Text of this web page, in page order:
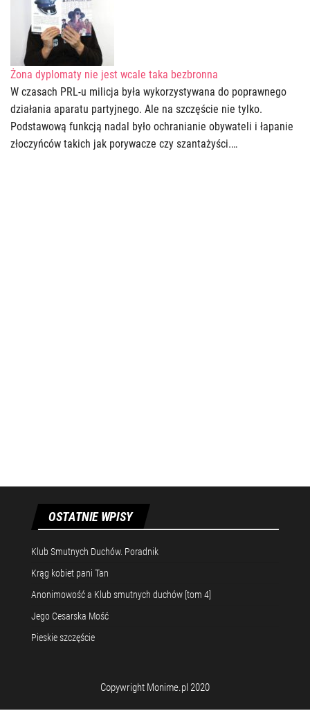
Żona dyplomaty nie jest wcale taka bezbronna
W czasach PRL-u milicja była wykorzystywana do poprawnego
działania aparatu partyjnego. Ale na szczęście nie tylko.
Podstawową funkcją nadal było ochranianie obywateli i łapanie
złoczyńców takich jak porywacze czy szantażyści.…
OSTATNIE WPISY
Klub Smutnych Duchów. Poradnik
Krąg kobiet pani Tan
Anonimowość a Klub smutnych duchów [tom 4]
Jego Cesarska Mość
Pieskie szczęście
Copywright Monime.pl 2020